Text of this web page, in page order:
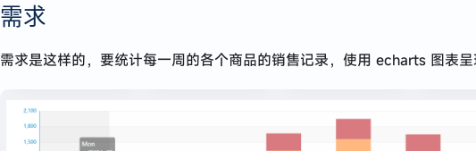
需求
需求是这样的，要统计每一周的各个商品的销售记录，使用 echarts 图表